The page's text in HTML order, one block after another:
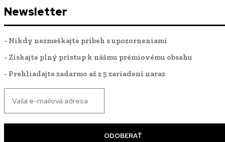
Newsletter
- Nikdy nezmeškajte príbeh s upozorneniami
- Získajte plný prístup k nášmu prémiovému obsahu
- Prehliadajte zadarmo až z 5 zariadení naraz
ODOBERAŤ